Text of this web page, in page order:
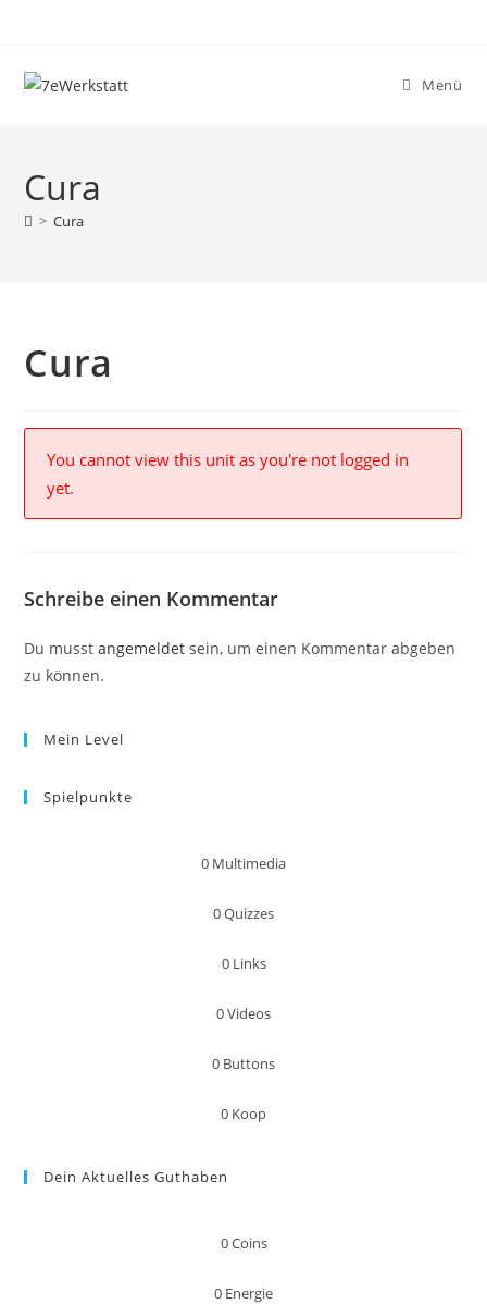
springen
Menü
Cura
> Cura
Cura
You cannot view this unit as you're not logged in
yet.
Schreibe einen Kommentar
Du musstangemeldet sein, um einen Kommentar abgeben
zu können.
Mein Level
Spielpunkte
0 Multimedia
0Quizzes
0 Links
0Videos
0 Buttons
0 Koop
Dein Aktuelles Guthaben
0Coins
0 Energie